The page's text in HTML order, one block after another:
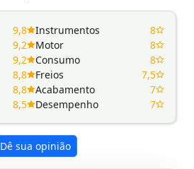
9,8
9,2
9,2
8,8
8,8
8,5
Instrumentos
8
Motor
8
Consumo
8
Freios
7,5
Acabamento
7
Desempenho
7
Dê sua opinião